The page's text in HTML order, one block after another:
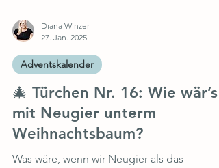
27. Jan. 2025
Adventskalender
🎄 Türchen Nr. 16: Wie wär’s
mit Neugier unterm
Weihnachtsbaum?